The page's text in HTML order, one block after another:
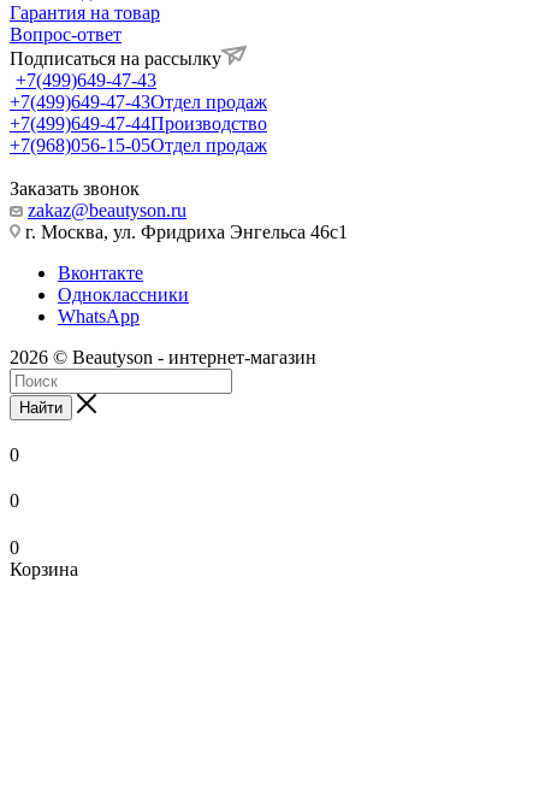
Гарантия на товар
Вопрос-ответ
Подписаться на рассылку
+7(499)649-47-43
+7(499)649-47-43Отдел продаж
+7(499)649-47-44Производство
+7(968)056-15-05Отдел продаж
Заказать звонок
zakaz@beautyson.ru
г. Москва, ул. Фридриха Энгельса 46с1
Вконтакте
Одноклассники
WhatsApp
2026 © Beautyson - интернет-магазин
Найти
0
0
0
Корзина